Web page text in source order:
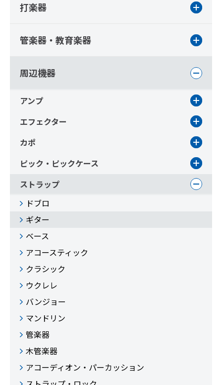
打楽器
管楽器・教育楽器
周辺機器
アンプ
エフェクター
カポ
ピック・ピックケース
ストラップ
ドブロ
ギター
ベース
アコースティック
クラシック
ウクレレ
バンジョー
マンドリン
管楽器
木管楽器
アコーディオン・パーカッション